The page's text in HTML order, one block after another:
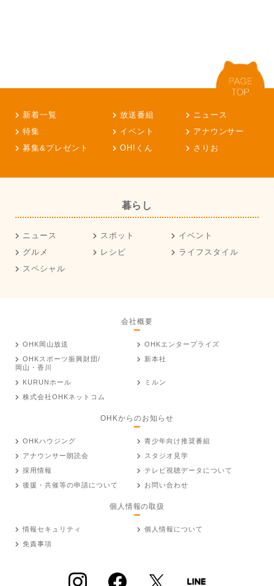
新着一覧 放送番組
ニュース
特集
イベント
アナウンサー
募集&プレゼント
OH!くん さりお
暮らし
ニュース スポット
イベント
グルメ
レシピ
ライフスタイル
スペシャル
会社概要
OHK岡山放送
OHKエンタープライズ
OHKスポーツ振興財団/
岡山・香川
新本社
KURUNホール
ミルン
株式会社OHKネットコム
OHKからのお知らせ
OHKハウジング
青少年向け推奨番組
アナウンサー朗読会
スタジオ見学
採用情報
テレビ視聴データについて
後援・共催等の申請について
お問い合わせ
個人情報の取扱
情報セキュリティ
個人情報について
免責事項